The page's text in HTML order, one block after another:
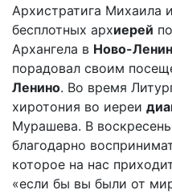
Архистратига Михаила
бесплотных архиерей
Архангела в Ново-
порадовал своим
Ленино. Во время
хиротония во иереи
Мурашева. В
благодарно
которое на нас
«если бы вы были от